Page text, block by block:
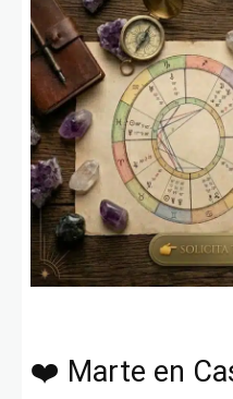
❤️ Marte en